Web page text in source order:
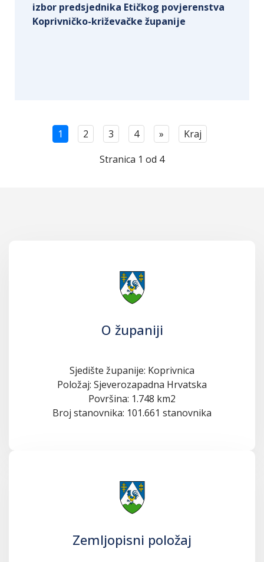
izbor predsjednika Etičkog povjerenstva
Koprivničko-križevačke županije
1 2 3 4 »
Kraj
Stranica 1 od 4
O županiji
Sjedište županije: Koprivnica
Položaj: Sjeverozapadna Hrvatska
Površina: 1.748 km2
Broj stanovnika: 101.661 stanovnika
Zemljopisni položaj